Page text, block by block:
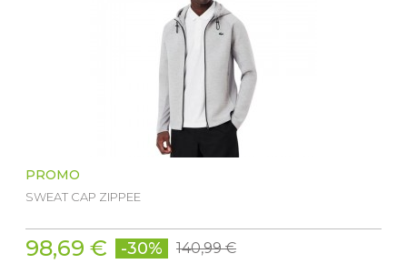
PROMO
SWEAT CAP ZIPPEE
98,69 € -30% 140,99 €